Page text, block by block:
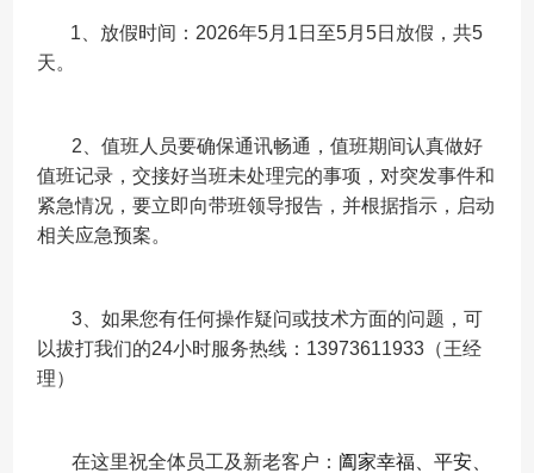
1、放假时间：2026年5月1日至5月5日放假，共5
天。
2、值班人员要确保通讯畅通，值班期间认真做好
值班记录，交接好当班未处理完的事项，对突发事件和
紧急情况，要立即向带班领导报告，并根据指示，启动
相关应急预案。
3、如果您有任何操作疑问或技术方面的问题，可
以拔打我们的24小时服务热线：13973611933（王经
理）
在这里祝全体员工及新老客户： 阖家幸福、平安、